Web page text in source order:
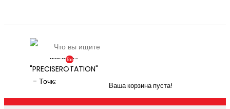
Товаров:
0
Ваша корзина пуста!